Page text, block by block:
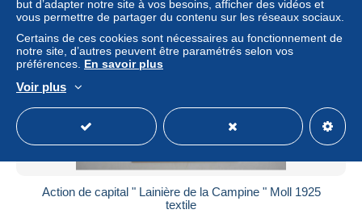
Action de capital " Lainière de la Campine " Moll 1925
textile
but d’adapter notre site à vos besoins, afficher des vidéos et
vous permettre de partager du contenu sur les réseaux sociaux.
Certains de ces cookies sont nécessaires au fonctionnement de
notre site, d’autres peuvent être paramétrés selon vos
préférences. En savoir plus
Voir plus